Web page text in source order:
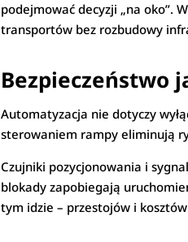
podejmować decyzji „na oko”.
transportów bez rozbudowy
Bezpieczeństwo
Automatyzacja nie dotyczy
sterowaniem rampy eliminują
Czujniki pozycjonowania i
blokady zapobiegają
tym idzie – przestojów i